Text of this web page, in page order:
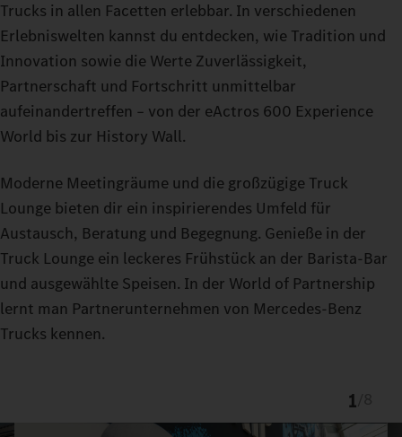
Trucks in allen Facetten erlebbar. In verschiedenen
Erlebniswelten kannst du entdecken, wie Tradition und
Innovation sowie die Werte Zuverlässigkeit,
Partnerschaft und Fortschritt unmittelbar
aufeinandertreffen – von der eActros 600 Experience
World bis zur History Wall.
Moderne Meetingräume und die großzügige Truck
Lounge bieten dir ein inspirierendes Umfeld für
Austausch, Beratung und Begegnung. Genieße in der
Truck Lounge ein leckeres Frühstück an der Barista-Bar
und ausgewählte Speisen. In der World of Partnership
lernt man Partnerunternehmen von Mercedes-Benz
Trucks kennen.
1